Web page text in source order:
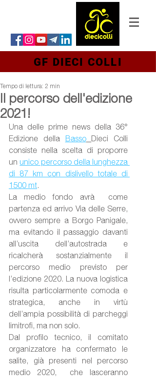
GF DIECI COLLI
Il percorso dell'edizione
2021!
Tempo di lettura: 2 min
Una delle prime news della 36°
Edizione della Basso
Dieci Colli
consiste nella scelta di proporre
un unico percorso della lunghezza
di 87 km con dislivello totale di
1500 mt.
La medio fondo avrà  come
partenza ed arrivo Via delle Serre,
ovvero sempre a Borgo Panigale,
ma evitando il passaggio davanti
all’uscita dell’autostrada e
ricalcherà sostanzialmente il
percorso medio previsto per
l’edizione 2020. La nuova logistica
risulta particolarmente comoda e
strategica, anche in virtù
dell’ampia possibilità di parcheggi
limitrofi, ma non solo.
Dal profilo tecnico, il comitato
organizzatore ha confermato le
salite, già presenti nel percorso
medio 2020,  che lasceranno